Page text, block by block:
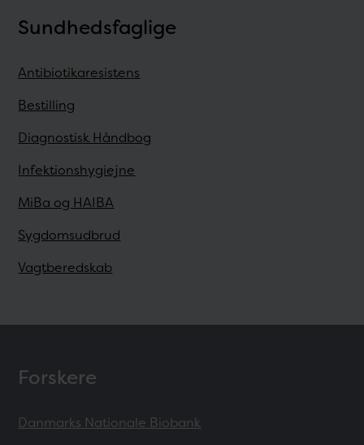
Sundhedsfaglige
Antibiotikaresistens
Bestilling
Diagnostisk Håndbog
Infektionshygiejne
MiBa og HAIBA
Sygdomsudbrud
Vagtberedskab
Forskere
Danmarks Nationale Biobank